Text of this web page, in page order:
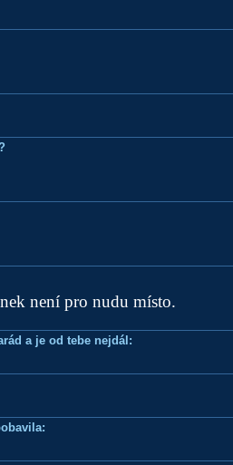
není pro nudu místo.
a je od tebe nejdál: